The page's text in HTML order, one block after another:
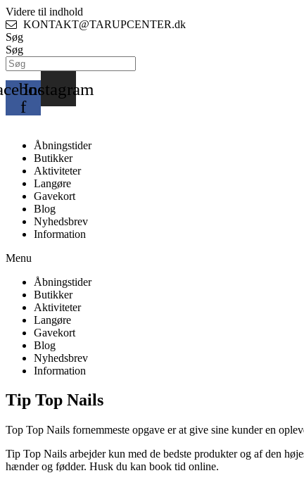
Videre til indhold
KONTAKT@TARUPCENTER.dk
Søg
Søg
f
Instagram
Åbningstider
Butikker
Aktiviteter
Langøre
Gavekort
Blog
Nyhedsbrev
Information
Menu
Åbningstider
Butikker
Aktiviteter
Langøre
Gavekort
Blog
Nyhedsbrev
Information
Tip Top Nails
Top Top Nails fornemmeste opgave er at give sine kunder en
Tip Top Nails arbejder kun med de bedste produkter og af den
hænder og fødder. Husk du kan book tid online.